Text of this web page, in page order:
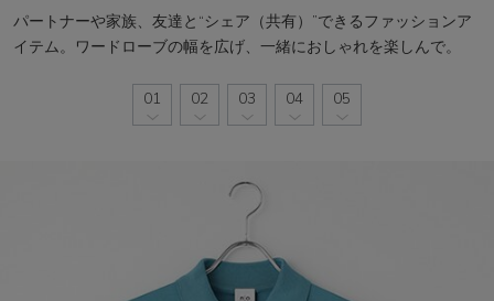
パートナーや家族、友達と“シェア（共有）”できるファッションア
イテム。 ワードローブの幅を広げ、一緒におしゃれを楽しんで。
01 02 03 04 05